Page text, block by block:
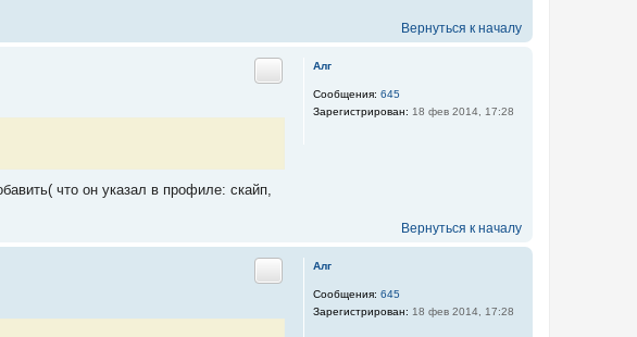
Вернуться к началу
Алг
Сообщения: 645
Зарегистрирован: 18 фев 2014, 17:28
Цитата
что он указал в профиле: скайп,
Вернуться к началу
Алг
Сообщения: 645
Зарегистрирован: 18 фев 2014, 17:28
Цитата